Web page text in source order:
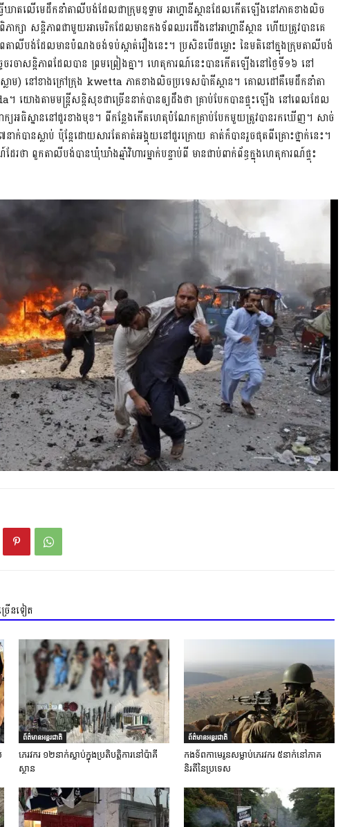
ឃាតលើមេដឹកនាំតាលីបង់ដែលជាក្រុមឧទ្ទាម អាហ្គានីស្ថានដែលកើតឡើងនៅភាគខាងលិច
ាក្សា សន្តិភាពជាមួយអាមេរិកដែលមានកងទ័ពឈរជើងនៅអាហ្គានីស្ថាន ហើយត្រូវបានគេ
តាលីបង់ដែលមានបំណងចង់ទប់ស្កាត់រឿងនេះ។ ប្រសិនបើជម្លោះ នៃមតិនៅក្នុងក្រុមតាលីបង់
ចរចាសន្តិភាពដែលបាន ព្រមព្រៀងគ្នា។ ហេតុការណ៍នេះបានកើតឡើងនៅថ្ងៃទី១៦ នៅ
ស្លាម) នៅខាងក្រៅក្រុង kwetta ភាគខាងលិចប្រទេសប៉ាគីស្ថាន។ គោលដៅគឺមេដឹកនាំ​តា
តាមមន្រ្តីសន្តិសុខជាច្រើននាក់បានឲ្យដឹងថា គ្រាប់បែកបានផ្ទុះឡើង នៅពេលដែល
ក្យអធិស្ឋាន​នៅជួរខាងមុខ។ ពីកន្លែងកើតហេតុបំណែកគ្រាប់បែកមួយត្រូវបានរកឃើញ។ សាច់
បានស្លាប់ ប៉ុន្តែដោយសារតែគាត់អង្គុយនៅជួរក្រោយ គាត់ក៏បានរួចផុត​ពីគ្រោះថ្នាក់​នេះ។
ែរថា ពួកតាលីបង់បានឃុំឃាំង​ឆ្មាំវិហារ​ម្នាក់បន្ទាប់ពី មានជាប់ពាក់ព័ន្ធក្នុងហេតុការណ៍ផ្ទុះ
ើនទៀត
ព័ត៌មានអន្តរជាតិ
ភេរវករ ១២នាក់ស្លាប់ក្នុងប្រតិបត្តិការនៅប៉ាគី
ស្ថាន
ព័ត៌មានអន្តរជាតិ
កងទ័ពកាមេរូនសម្លាប់ភេរវករ ៥នាក់នៅភាគ
និរតីនៃប្រទេស